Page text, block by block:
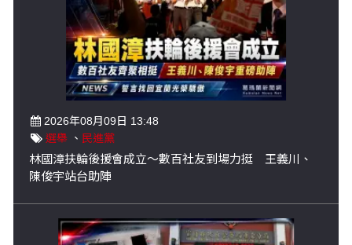
2026年08月09日 13:48
選舉 、 民進黨
林國漳扶輪後援會成立～數百社友到場力挺 王義川、
陳俊宇站台助陣